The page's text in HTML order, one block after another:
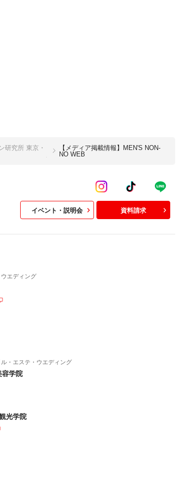
研究所 東京・
【メディア掲載情報】MEN'S NON-
NO WEB
イベント・説明会 資料請求
エディング
・エステ・ウエディング
容学院
光学院